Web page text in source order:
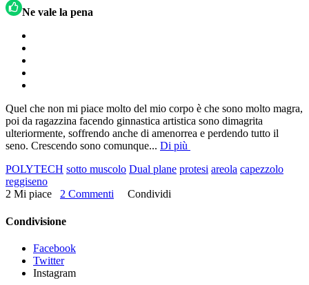
Ne vale la pena
Quel che non mi piace molto del mio corpo è che sono molto magra,
poi da ragazzina facendo ginnastica artistica sono dimagrita
ulteriormente, soffrendo anche di amenorrea e perdendo tutto il
seno. Crescendo sono comunque... Di più
POLYTECH sotto muscolo Dual plane protesi areola capezzolo
reggiseno
2 Mi piace 2 Commenti Condividi
Condivisione
Facebook
Twitter
Instagram